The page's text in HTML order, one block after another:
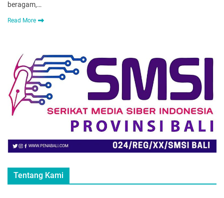
beragam,…
Read More
Tentang Kami